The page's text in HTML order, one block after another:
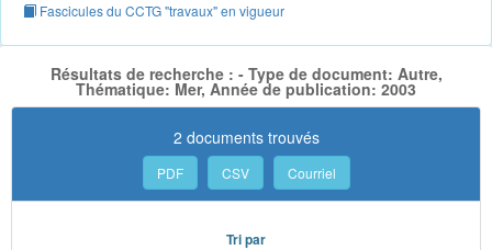
Fascicules du CCTG "travaux" en vigueur
Résultats de recherche : - Type de document: Autre,
Thématique: Mer, Année de publication: 2003
2 documents trouvés
PDF CSV Courriel
Tri par